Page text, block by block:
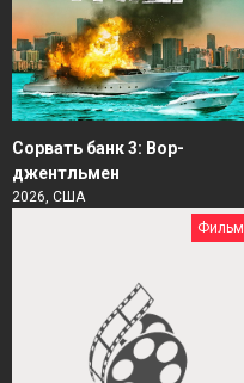
Сорвать банк 3: Вор-
джентльмен
2026, США
Фильм